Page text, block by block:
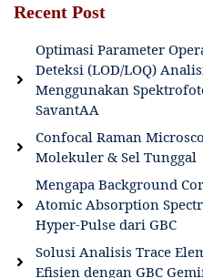
Recent Post
Optimasi Parameter
Deteksi (LOD/LOQ)
Menggunakan
SavantAA
Confocal Raman
Molekuler & Sel Tunggal
Mengapa Background
Atomic Absorption
Hyper-Pulse dari GBC
Solusi Analisis Trace
Efisien dengan GBC